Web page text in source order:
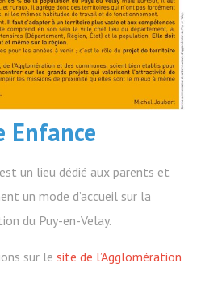
Enfance
un lieu dédié aux parents et
un mode d’accueil sur la
du Puy-en-Velay.
sur le site de l’Agglomération